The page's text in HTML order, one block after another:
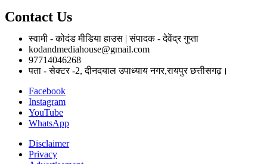
Contact Us
स्वामी - कोदंड मीडिया हाउस | संपादक - देवेंद्र गुप्ता
kodandmediahouse@gmail.com
97714046268
पता - सेक्टर -2, दीनदयाल उपाध्याय नगर,रायपुर छत्तीसगढ़।
Facebook
Instagram
YouTube
WhatsApp
Disclaimer
Privacy